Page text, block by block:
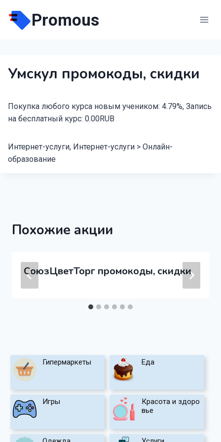
содержимому
Promous
Умскул промокоды, скидки
Покупка любого курса новым учеником: 4.79%, Запись
на бесплатный курс: 0.00RUB
Интернет-услуги, Интернет-услуги > Онлайн-
образование
Похожие акции
СоюзЦветТорг промокоды, скидки
Гипермаркеты Еда
Игры
Красота и здоро
вье